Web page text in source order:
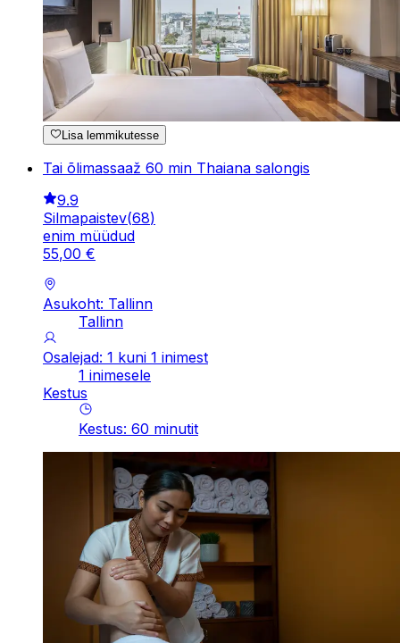
Lisa lemmikutesse
Tai õlimassaaž 60 min Thaiana salongis
9.9
Silmapaistev(68)
enim müüdud
55,00 €
Asukoht: Tallinn
Tallinn
Osalejad: 1 kuni 1 inimest
1 inimesele
Kestus
Kestus: 60 minutit